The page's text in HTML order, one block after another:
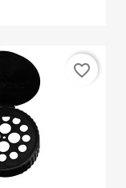
favorite_border